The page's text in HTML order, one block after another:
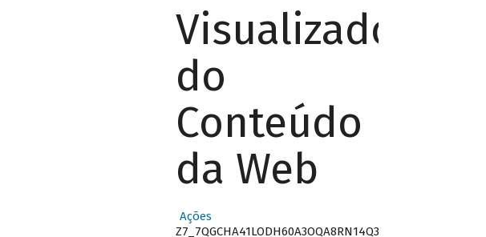
Visualizador
do
Conteúdo
da Web
Ações
Z7_7QGCHA41LODH60A3OQA8RN14Q3